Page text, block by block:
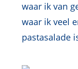
waar ik van
waar ik veel
pastasalade